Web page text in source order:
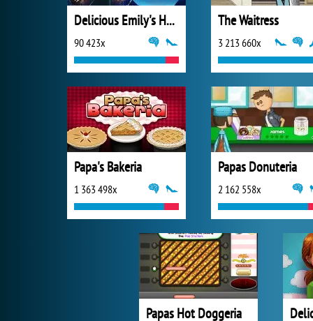
Delicious Emily's Hopes & Fears
90 423x
The Waitress
3 213 660x
Papa's Bakeria
1 363 498x
Papas Donuteria
2 162 558x
Papas Hot Doggeria